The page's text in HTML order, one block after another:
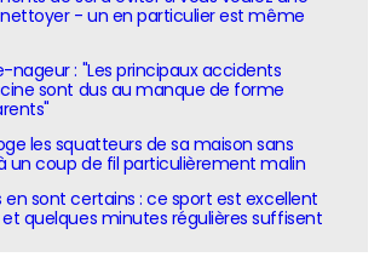
- un en particulier est même
nageur : "Les principaux accidents
sont dus au manque de forme
les squatteurs de sa maison sans
un coup de fil particulièrement malin
en sont certains : ce sport est excellent
quelques minutes régulières suffisent